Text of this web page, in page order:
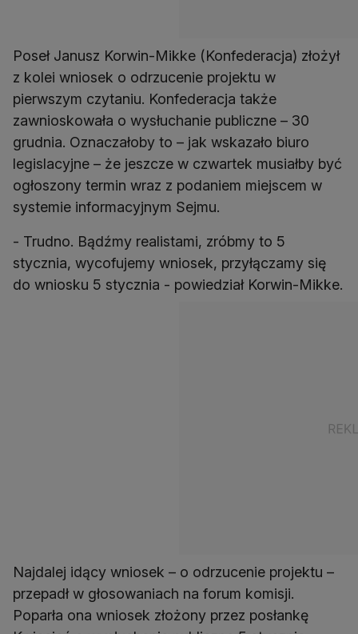
Poseł Janusz Korwin-Mikke (Konfederacja) złożył
z kolei wniosek o odrzucenie projektu w
pierwszym czytaniu. Konfederacja także
zawnioskowała o wysłuchanie publiczne – 30
grudnia. Oznaczałoby to – jak wskazało biuro
legislacyjne – że jeszcze w czwartek musiałby być
ogłoszony termin wraz z podaniem miejscem w
systemie informacyjnym Sejmu.
- Trudno. Bądźmy realistami, zróbmy to 5
stycznia, wycofujemy wniosek, przyłączamy się
do wniosku 5 stycznia - powiedział Korwin-Mikke.
Najdalej idący wniosek – o odrzucenie projektu –
przepadł w głosowaniach na forum komisji.
Poparła ona wniosek złożony przez posłankę